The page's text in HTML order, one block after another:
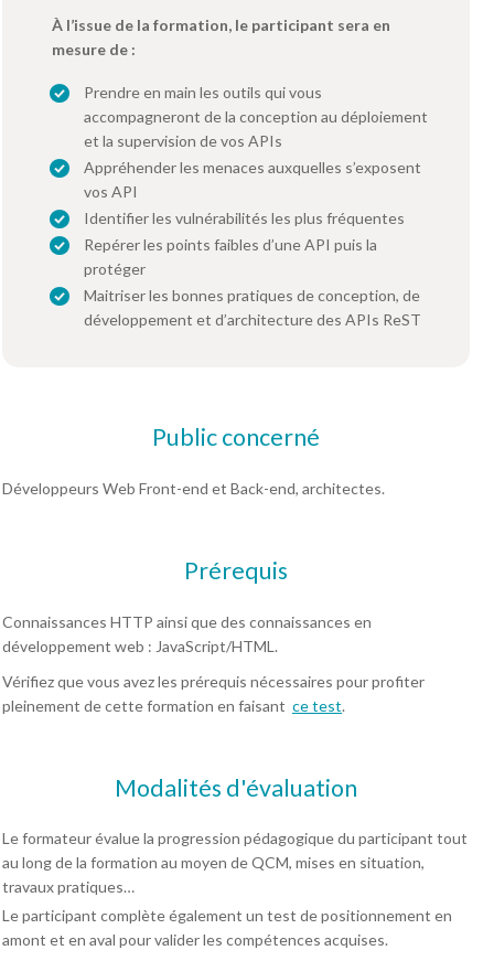
À l’issue de la formation, le participant sera en
mesure de :
Prendre en main les outils qui vous
accompagneront de la conception au déploiement
et la supervision de vos APIs
Appréhender les menaces auxquelles s’exposent
vos API
Identifier les vulnérabilités les plus fréquentes
Repérer les points faibles d’une API puis la
protéger
Maitriser les bonnes pratiques de conception, de
développement et d’architecture des APIs ReST
Public concerné
Développeurs Web Front-end et Back-end, architectes.
Prérequis
Connaissances HTTP ainsi que des connaissances en
développement web : JavaScript/HTML.
Vérifiez que vous avez les prérequis nécessaires pour profiter
pleinement de cette formation en faisant ce test.
Modalités d'évaluation
Le formateur évalue la progression pédagogique du participant tout
au long de la formation au moyen de QCM, mises en situation,
travaux pratiques…
Le participant complète également un test de positionnement en
amont et en aval pour valider les compétences acquises.